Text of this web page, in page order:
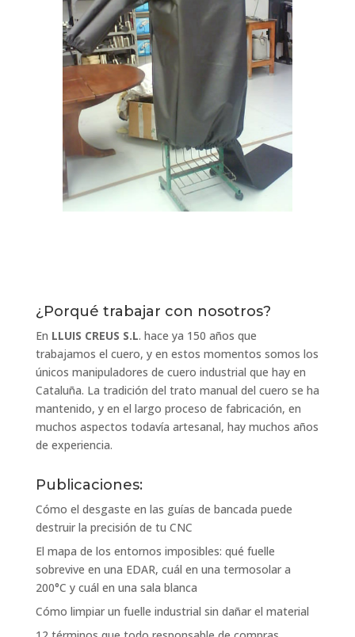
¿Porqué trabajar con nosotros?
En LLUIS CREUS S.L. hace ya 150 años que
trabajamos el cuero, y en estos momentos somos los
únicos manipuladores de cuero industrial que hay en
Cataluña. La tradición del trato manual del cuero se ha
mantenido, y en el largo proceso de fabricación, en
muchos aspectos todavía artesanal, hay muchos años
de experiencia.
Publicaciones:
Cómo el desgaste en las guías de bancada puede
destruir la precisión de tu CNC
El mapa de los entornos imposibles: qué fuelle
sobrevive en una EDAR, cuál en una termosolar a
200°C y cuál en una sala blanca
Cómo limpiar un fuelle industrial sin dañar el material